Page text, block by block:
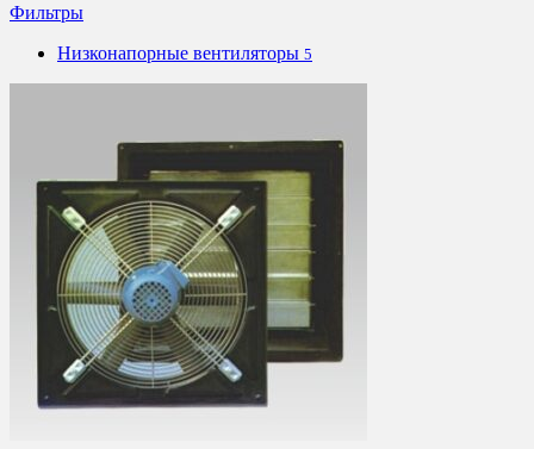
Фильтры
Низконапорные вентиляторы 5